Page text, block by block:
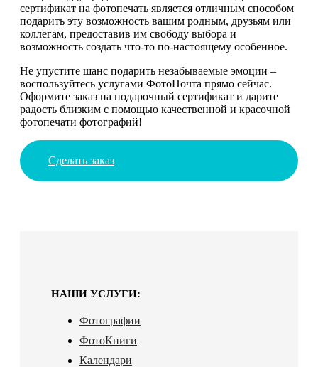
сертификат на фотопечать является отличным способом
подарить эту возможность вашим родным, друзьям или
коллегам, предоставив им свободу выбора и
возможность создать что-то по-настоящему особенное.
Не упустите шанс подарить незабываемые эмоции –
воспользуйтесь услугами ФотоПочта прямо сейчас.
Оформите заказ на подарочный сертификат и дарите
радость близким с помощью качественной и красочной
фотопечати фотографий!
Сделать заказ
НАШИ УСЛУГИ:
Фотографии
ФотоКниги
Календари